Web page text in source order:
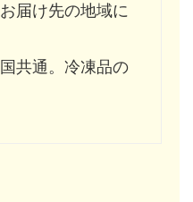
届け先の地域に
共通。冷凍品の